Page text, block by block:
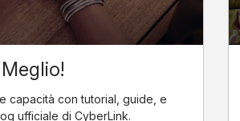
capacità con tutorial, guide, e
ufficiale di CyberLink.